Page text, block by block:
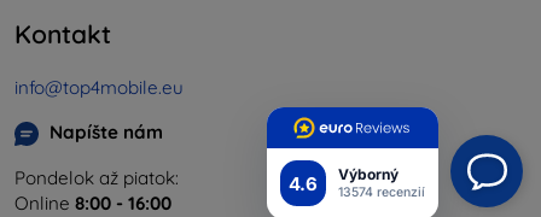
4.6 Výborný
13574 recenzií
Kontakt
info@top4mobile.eu
Napíšte nám
Pondelok až piatok:
Online 8:00 - 16:00